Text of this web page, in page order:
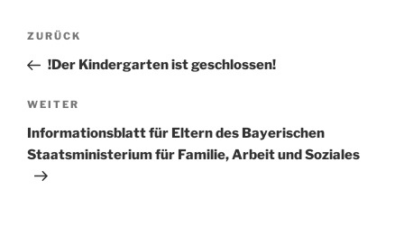
Beitragsnavigation
Vorheriger
Beitrag
ZURÜCK
!Der Kindergarten ist geschlossen!
Nächster
Beitrag
WEITER
Informationsblatt für Eltern des Bayerischen
Staatsministerium für Familie, Arbeit und Soziales